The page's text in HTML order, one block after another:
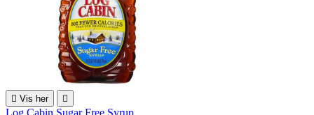
 Vis her 